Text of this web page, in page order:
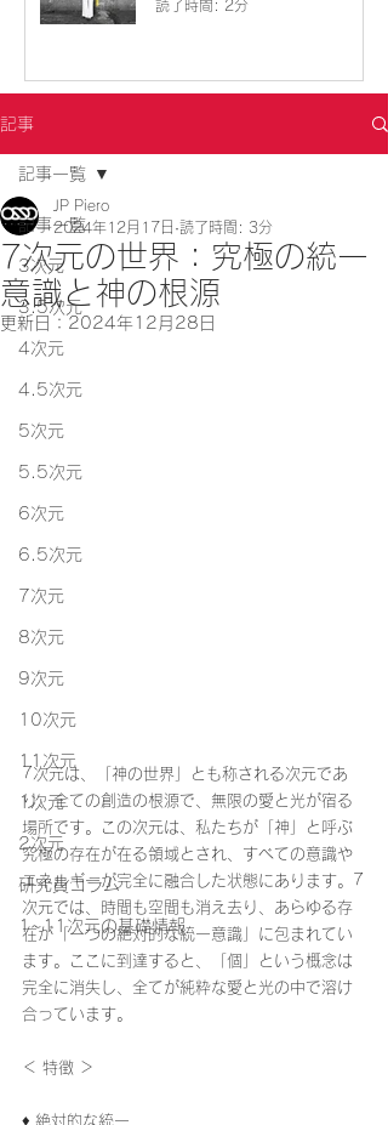
読了時間: 2分
記事
記事一覧
3次元
3.5次元
4次元
4.5次元
5次元
5.5次元
6次元
6.5次元
7次元
8次元
9次元
10次元
11次元
1次元
2次元
研究員コラム
1~11次元の基礎情報
記事一覧
7次元の世界：究極の統一
意識と神の根源
JP Piero
2024年12月17日 読了時間: 3分
更新日： 2024年12月28日
7次元は、「神の世界」とも称される次元であ
り、全ての創造の根源で、無限の愛と光が宿る
場所です。この次元は、私たちが「神」と呼ぶ
究極の存在が在る領域とされ、すべての意識や
エネルギーが完全に融合した状態にあります。7
次元では、時間も空間も消え去り、あらゆる存
在が「一つの絶対的な統一意識」に包まれてい
ます。ここに到達すると、「個」という概念は
完全に消失し、全てが純粋な愛と光の中で溶け
合っています。
＜ 特徴 ＞
♦ 絶対的な統一